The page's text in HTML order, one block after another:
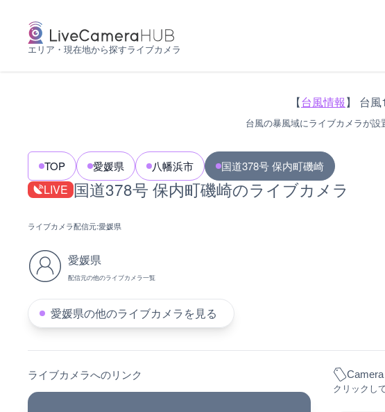
エリア・現在地から探すライブカメラ
【台風情報】 台
台風の暴風域にライブカメラが設
TOP 愛媛県 八幡浜市 国道378号 保内町磯崎
LIVE 国道378号 保内町磯崎のライブカメラ
ライブカメラ配信元:愛媛県
愛媛県
配信元の他のライブカメラ一覧
愛媛県の他のライブカメラを見る
ライブカメラへのリンク Camera
クリックし